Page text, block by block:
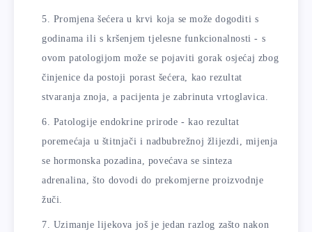
Promjena šećera u krvi koja se može dogoditi s
godinama ili s kršenjem tjelesne funkcionalnosti - s
ovom patologijom može se pojaviti gorak osjećaj zbog
činjenice da postoji porast šećera, kao rezultat
stvaranja znoja, a pacijenta je zabrinuta vrtoglavica.
Patologije endokrine prirode - kao rezultat
poremećaja u štitnjači i nadbubrežnoj žlijezdi, mijenja
se hormonska pozadina, povećava se sinteza
adrenalina, što dovodi do prekomjerne proizvodnje
žuči.
Uzimanje lijekova još je jedan razlog zašto nakon